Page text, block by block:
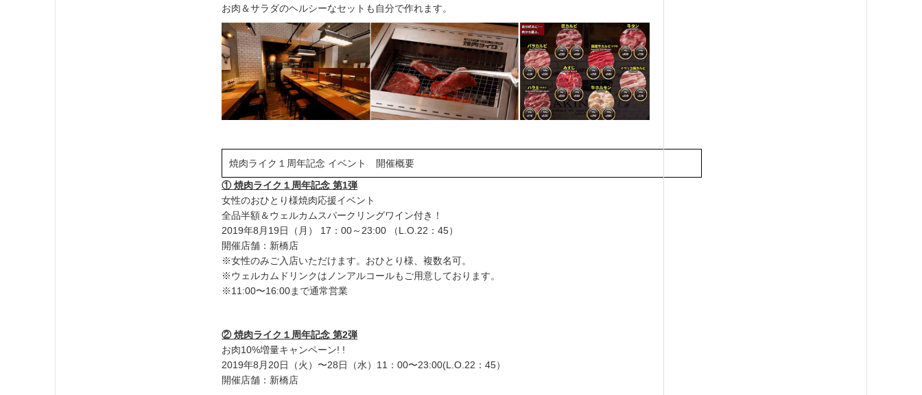
お肉＆サラダのヘルシーなセットも自分で作れます。
焼肉ライク１周年記念 イベント 開催概要
① 焼肉ライク１周年記念 第1弾
女性のおひとり様焼肉応援イベント
全品半額＆ウェルカムスパークリングワイン付き！
2019年8月19日（月） 17：00～23:00 （L.O.22：45）
開催店舗：新橋店
※女性のみご入店いただけます。おひとり様、複数名可。
※ウェルカムドリンクはノンアルコールもご用意しております。
※11:00〜16:00まで通常営業
② 焼肉ライク１周年記念 第2弾
お肉10%増量キャンペーン! !
2019年8月20日（火）〜28日（水）11：00〜23:00(L.O.22：45）
開催店舗：新橋店